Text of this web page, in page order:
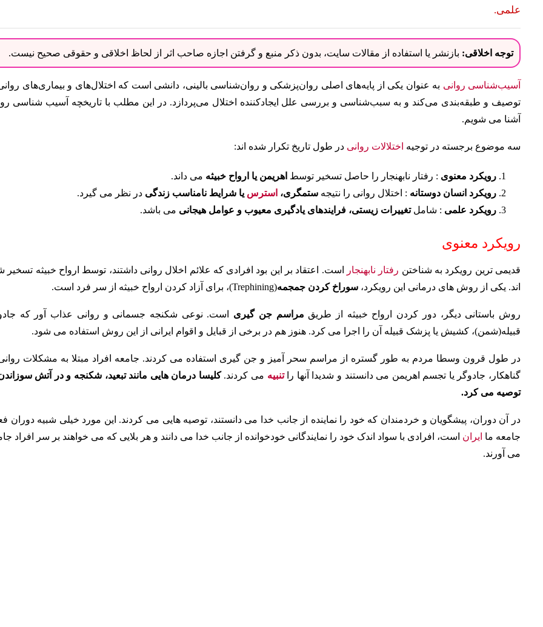
علمی.
توجه اخلاقی: بازنشر یا استفاده از مقالات سایت، بدون ذکر منبع و گرفتن اجازه صاحب اثر از لحاظ اخلاقی و حقوقی صحیح نیست.
آسیب‌شناسی روانی به عنوان یکی از پایه‌های اصلی روان‌پزشکی و روان‌شناسی بالینی، دانشی است که اختلال‌های و بیماری‌های روانی
توصیف و طبقه‌بندی می‌کند و به سبب‌شناسی و بررسی علل ایجادکننده اختلال می‌پردازد. در این مطلب با تاریخچه آسیب شناسی
آشنا می شویم.
سه موضوع برجسته در توجیه اختلالات روانی در طول تاریخ تکرار شده اند:
رویکرد معنوی : رفتار نابهنجار را حاصل تسخیر توسط اهریمن یا ارواح خبیثه می داند.
رویکرد انسان دوستانه : اختلال روانی را نتیجه ستمگری، استرس یا شرایط نامناسب زندگی در نظر می گیرد.
رویکرد علمی : شاملتغییرات زیستی، فرایندهای یادگیری معیوب و عوامل هیجانی می باشد.
رویکرد معنوی
قدیمی ترین رویکرد به شناختن رفتار نابهنجار
است. اعتقاد بر این بود افرادی که علائم اخلال روانی داشتند، توسط ارواح خبیثه تسخیر
اند. یکی از روش های درمانی این رویکرد، سوراخ کردن جمجمه(Trephining)، برای آزاد کردن ارواح خبیثه از سر فرد است.
روش باستانی دیگر، دور کردن ارواح خبیثه از طریق مراسم جن گیری است. نوعی شکنجه جسمانی و روانی عذاب آور که
قبیله(شمن)، کشیش یا پزشک قبیله آن را اجرا می کرد. هنوز هم در برخی از قبایل و اقوام ایرانی از این روش استفاده می شود.
در طول قرون وسطا مردم به طور گستره از مراسم سحر آمیز و جن گیری استفاده می کردند. جامعه افراد مبتلا به مشکلات روانی
گناهکار، جادوگر یا تجسم اهریمن می دانستند و شدیدا آنها راتنبیه می کردند.کلیسا درمان هایی مانند تبعید، شکنجه و در آتش سوزاندن
توصیه می کرد.
در آن دوران، پیشگویان و خردمندان که خود را نماینده از جانب خدا می دانستند، توصیه هایی می کردند. این مورد خیلی شبیه دوران
جامعه ما ایران است، افرادی با سواد اندک خود را نمایندگانی خودخوانده از جانب خدا می دانند و هر بلایی که می خواهند بر سر افراد
می آورند.